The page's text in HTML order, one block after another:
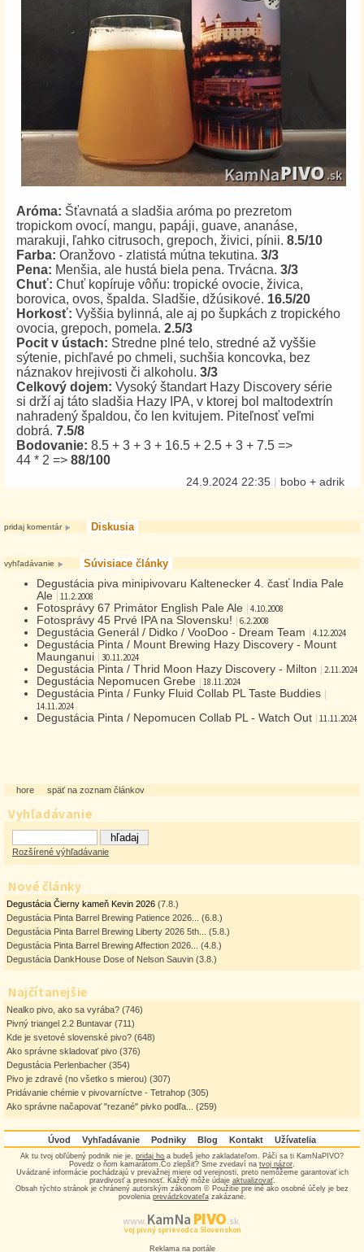
Vyhľadávanie
Rozšírené výhľadávanie
Nové články
Degustácia Čierny kameň Kevin 2026 (7.8.)
Degustácia Pinta Barrel Brewing Patience 2026...
(6.8.)
Degustácia Pinta Barrel Brewing Liberty 2026 5th...
(5.8.)
Degustácia Pinta Barrel Brewing Affection 2026...
(4.8.)
Degustácia DankHouse Dose of Nelson Sauvin (3.8.)
Najčítanejšie
Nealko pivo, ako sa vyrába? (746)
Pivný triangel 2.2 Buntavar (711)
Kde je svetové slovenské pivo? (648)
Ako správne skladovať pivo (376)
Degustácia Perlenbacher (354)
Pivo je zdravé (no všetko s mierou) (307)
Pridávanie chémie v pivovarníctve - Tetrahop (305)
Ako správne načapovať "rezané" pivko podľa...
(259)
Aróma: Šťavnatá a sladšia aróma po prezretom
tropickom ovocí, mangu, papáji, guave, ananáse,
marakuji, ľahko citrusoch, grepoch, živici, pínii. 8.5/10
Farba: Oranžovo - zlatistá mútna tekutina. 3/3
Pena: Menšia, ale hustá biela pena. Trvácna. 3/3
Chuť: Chuť kopíruje vôňu: tropické ovocie, živica,
borovica, ovos, špalda. Sladšie, džúsikové. 16.5/20
Horkosť: Vyššia bylinná, ale aj po šupkách z tropického
ovocia, grepoch, pomela. 2.5/3
Pocit v ústach: Stredne plné telo, stredné až vyššie
sýtenie, pichľavé po chmeli, suchšia koncovka, bez
náznakov hrejivosti či alkoholu. 3/3
Celkový dojem: Vysoký štandart Hazy Discovery série
si drží aj táto sladšia Hazy IPA, v ktorej bol maltodextrín
nahradený špaldou, čo len kvitujem. Piteľnosť veľmi
dobrá. 7.5/8
Bodovanie: 8.5 + 3 + 3 + 16.5 + 2.5 + 3 + 7.5 =>
44 * 2 => 88/100
24.9.2024 22:35 bobo + adrik
pridaj komentár Diskusia
vyhľadávanie
Súvisiace články
Degustácia piva minipivovaru Kaltenecker 4. časť India Pale
Ale
11.2.2008
Fotosprávy 67 Primátor English Pale Ale 4.10.2008
Fotosprávy 45 Prvé IPA na Slovensku! 6.2.2008
Degustácia Generál / Didko / VooDoo - Dream Team 4.12.2024
Degustácia Pinta / Mount Brewing Hazy Discovery - Mount
Maunganui
30.11.2024
Degustácia Pinta / Thrid Moon Hazy Discovery - Milton 2.11.2024
Degustácia Nepomucen Grebe 18.11.2024
Degustácia Pinta / Funky Fluid Collab PL Taste Buddies
14.11.2024
Degustácia Pinta / Nepomucen Collab PL - Watch Out 11.11.2024
hore späť na zoznam článkov
Úvod Vyhľadávanie Podniky Blog Kontakt Užívatelia
Ak tu tvoj obľúbený podnik nie je, pridaj ho a budeš jeho zakladateľom. Páči sa ti KamNaPIVO?
Povedz o ňom kamarátom.Čo zlepšiť? Sme zvedaví na tvoj názor
Uvádzané informácie pochádzajú v prevažnej miere od verejnosti, preto nemôžeme garantovať ich
pravdivosť a presnosť. Každý môže údaje aktualizovať.
Obsah týchto stránok je chránený autorským zákonom © Použitie pre iné ako osobné účely je bez
povolenia prevádzkovateľazakázané.
www.Kam Na PIVO.sk
Tvoj pivný sprievodca Slovenskom
Reklama na portále